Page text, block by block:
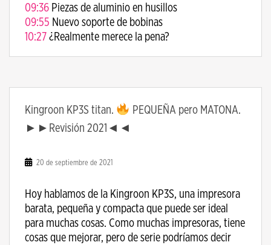
09:36 Piezas de aluminio en husillos
09:55 Nuevo soporte de bobinas
10:27 ¿Realmente merece la pena?
Kingroon KP3S titan.
PEQUEÑA pero MATONA.
►►Revisión 2021◄◄
20 de septiembre de 2021
Hoy hablamos de la Kingroon KP3S, una impresora
barata, pequeña y compacta que puede ser ideal
para muchas cosas. Como muchas impresoras, tiene
cosas que mejorar, pero de serie podríamos decir